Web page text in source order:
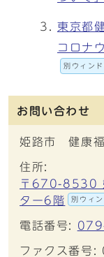
東京都
コロナ
別ウィン
お問い合わせ
姫路市 健康
住所:
〒670-8530
ター6階
別ウィ
電話番号:
ファクス番